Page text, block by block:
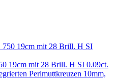
19cm mit 28 Brill. H SI 0.09ct.